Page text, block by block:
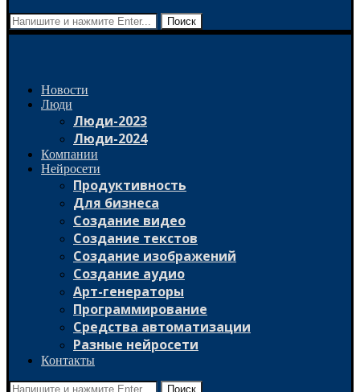
Поиск
Новости
Люди
Люди-2023
Люди-2024
Компании
Нейросети
Продуктивность
Для бизнеса
Создание видео
Создание текстов
Создание изображений
Создание аудио
Арт-генераторы
Программирование
Средства автоматизации
Разные нейросети
Контакты
Поиск